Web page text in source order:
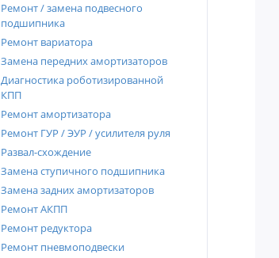
Ремонт / замена подвесного
подшипника
Ремонт вариатора
Замена передних амортизаторов
Диагностика роботизированной
КПП
Ремонт амортизатора
Ремонт ГУР / ЭУР / усилителя руля
Развал-схождение
Замена ступичного подшипника
Замена задних амортизаторов
Ремонт АКПП
Ремонт редуктора
Ремонт пневмоподвески